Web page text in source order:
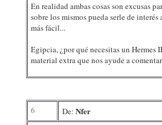
En realidad ambas cosas son excusas
sobre los mismos pueda serle de
más fácil...
Egipcia, ¿por qué necesitas un Hermes
material extra que nos ayude a
6 De: Nfer